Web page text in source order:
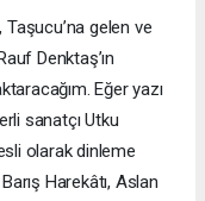
gelen ve
Denktaş’ın
Eğer yazı
sanatçı Utku
olarak dinleme
Harekâtı, Aslan